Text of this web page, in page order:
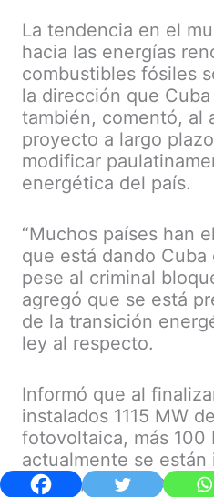
La tendencia en el
hacia las energías
combustibles fósiles
la dirección que
también, comentó, al
proyecto a largo
modificar
energética del país.
“Muchos países han
que está dando
pese al criminal
agregó que se está
de la transición
ley al respecto.
Informó que al
instalados 1115 MW
fotovoltaica, más 100
actualmente se están
Asticar, Bahía de La